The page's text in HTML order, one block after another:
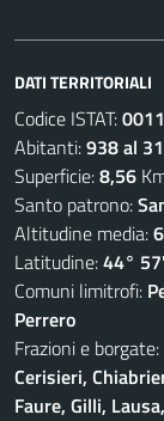
DATI TERRITORIALI
Codice ISTAT:
Abitanti:938 al
Superficie:8,56
Santo patrono:
Altitudine media:
Latitudine:44°
Comuni limitrofi:
Perrero
Frazioni e borgate:
Cerisieri,
Faure, Gilli,